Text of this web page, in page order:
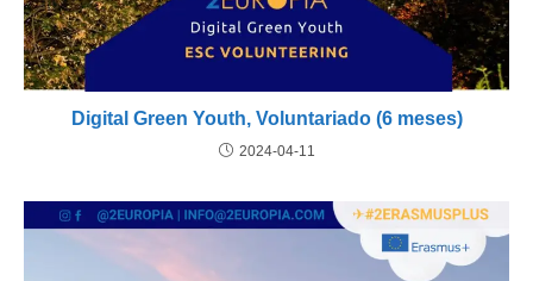
Digital Green Youth, Voluntariado (6 meses)
2024-04-11